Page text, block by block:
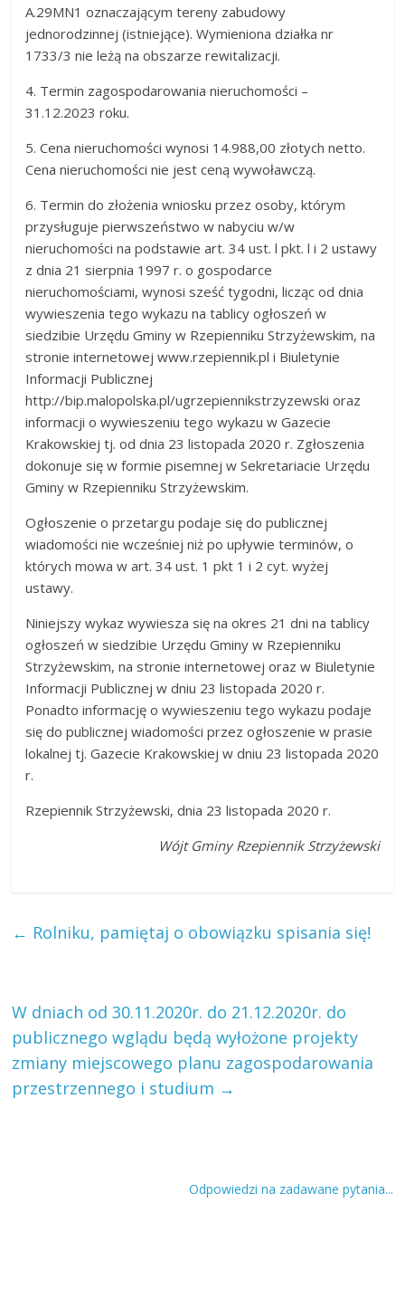
A.29MN1 oznaczającym tereny zabudowy
jednorodzinnej (istniejące). Wymieniona działka nr
1733/3 nie leżą na obszarze rewitalizacji.
4. Termin zagospodarowania nieruchomości –
31.12.2023 roku.
5. Cena nieruchomości wynosi 14.988,00 złotych netto.
Cena nieruchomości nie jest ceną wywoławczą.
6. Termin do złożenia wniosku przez osoby, którym
przysługuje pierwszeństwo w nabyciu w/w
nieruchomości na podstawie art. 34 ust. l pkt. l i 2 ustawy
z dnia 21 sierpnia 1997 r. o gospodarce
nieruchomościami, wynosi sześć tygodni, licząc od dnia
wywieszenia tego wykazu na tablicy ogłoszeń w
siedzibie Urzędu Gminy w Rzepienniku Strzyżewskim, na
stronie internetowej www.rzepiennik.pl i Biuletynie
Informacji Publicznej
http://bip.malopolska.pl/ugrzepiennikstrzyzewski oraz
informacji o wywieszeniu tego wykazu w Gazecie
Krakowskiej tj. od dnia 23 listopada 2020 r. Zgłoszenia
dokonuje się w formie pisemnej w Sekretariacie Urzędu
Gminy w Rzepienniku Strzyżewskim.
Ogłoszenie o przetargu podaje się do publicznej
wiadomości nie wcześniej niż po upływie terminów, o
których mowa w art. 34 ust. 1 pkt 1 i 2 cyt. wyżej
ustawy.
Niniejszy wykaz wywiesza się na okres 21 dni na tablicy
ogłoszeń w siedzibie Urzędu Gminy w Rzepienniku
Strzyżewskim, na stronie internetowej oraz w Biuletynie
Informacji Publicznej w dniu 23 listopada 2020 r.
Ponadto informację o wywieszeniu tego wykazu podaje
się do publicznej wiadomości przez ogłoszenie w prasie
lokalnej tj. Gazecie Krakowskiej w dniu 23 listopada 2020
r.
Rzepiennik Strzyżewski, dnia 23 listopada 2020 r.
Wójt Gminy Rzepiennik Strzyżewski
← Rolniku, pamiętaj o obowiązku spisania się!
W dniach od 30.11.2020r. do 21.12.2020r. do
publicznego wglądu będą wyłożone projekty
zmiany miejscowego planu zagospodarowania
przestrzennego i studium →
Odpowiedzi na zadawane pytania...